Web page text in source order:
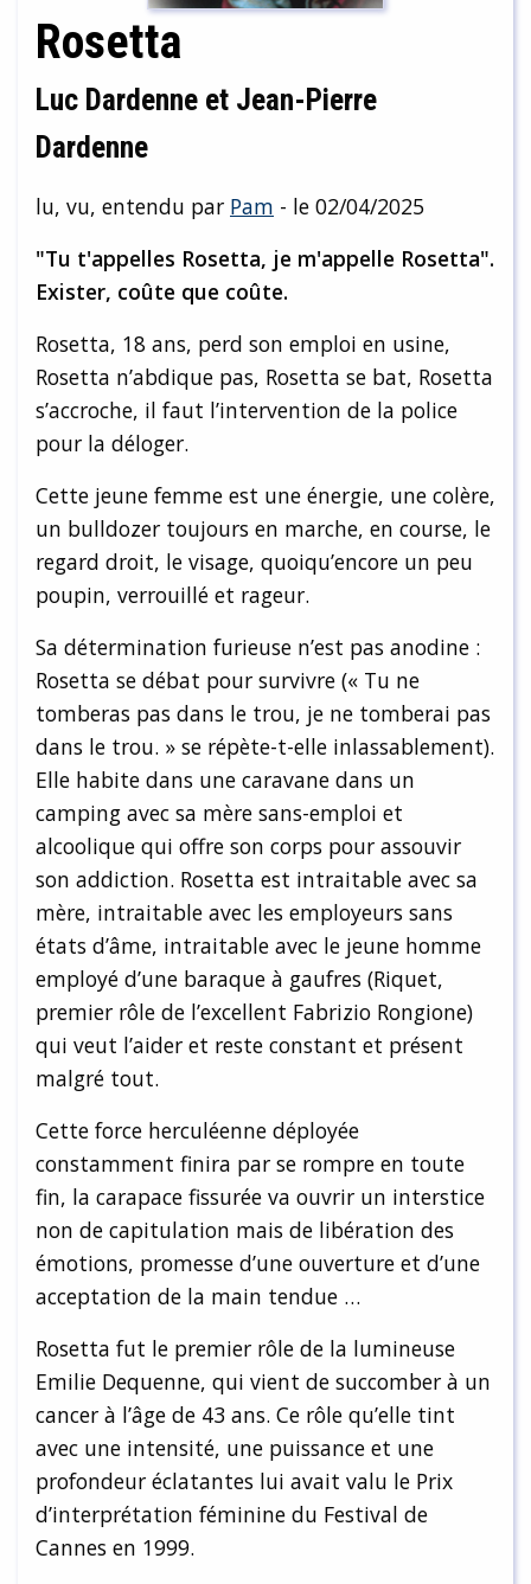
Rosetta
Luc Dardenne et Jean-Pierre
Dardenne
lu, vu, entendu par Pam - le 02/04/2025
"Tu t'appelles Rosetta, je m'appelle Rosetta".
Exister, coûte que coûte.
Rosetta, 18 ans, perd son emploi en usine,
Rosetta n’abdique pas, Rosetta se bat, Rosetta
s’accroche, il faut l’intervention de la police
pour la déloger.
Cette jeune femme est une énergie, une colère,
un bulldozer toujours en marche, en course, le
regard droit, le visage, quoiqu’encore un peu
poupin, verrouillé et rageur.
Sa détermination furieuse n’est pas anodine :
Rosetta se débat pour survivre (« Tu ne
tomberas pas dans le trou, je ne tomberai pas
dans le trou. » se répète-t-elle inlassablement).
Elle habite dans une caravane dans un
camping avec sa mère sans-emploi et
alcoolique qui offre son corps pour assouvir
son addiction. Rosetta est intraitable avec sa
mère, intraitable avec les employeurs sans
états d’âme, intraitable avec le jeune homme
employé d’une baraque à gaufres (Riquet,
premier rôle de l’excellent Fabrizio Rongione)
qui veut l’aider et reste constant et présent
malgré tout.
Cette force herculéenne déployée
constamment finira par se rompre en toute
fin, la carapace fissurée va ouvrir un interstice
non de capitulation mais de libération des
émotions, promesse d’une ouverture et d’une
acceptation de la main tendue …
Rosetta fut le premier rôle de la lumineuse
Emilie Dequenne, qui vient de succomber à un
cancer à l’âge de 43 ans. Ce rôle qu’elle tint
avec une intensité, une puissance et une
profondeur éclatantes lui avait valu le Prix
d’interprétation féminine du Festival de
Cannes en 1999.